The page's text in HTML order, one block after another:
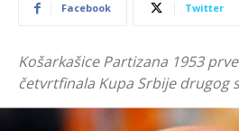
Facebook Twitter
Košarkašice Partizana 1953
četvrtfinala Kupa Srbije drugog